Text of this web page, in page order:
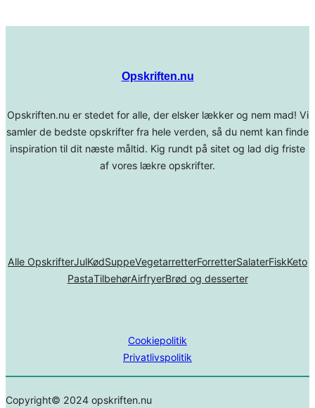
Opskriften.nu
Opskriften.nu er stedet for alle, der elsker lækker og nem mad! Vi
samler de bedste opskrifter fra hele verden, så du nemt kan finde
inspiration til dit næste måltid. Kig rundt på sitet og lad dig friste
af vores lækre opskrifter.
Alle OpskrifterJulKødSuppeVegetarretterForretterSalaterFiskKeto
PastaTilbehørAirfryerBrød og desserter
Cookiepolitik
Privatlivspolitik
Copyright© 2024 opskriften.nu